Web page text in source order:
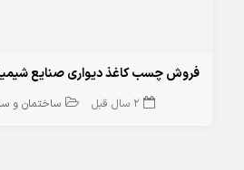
فروش چسب کاغذ دیواری صنایع
2 سال قبل ساختمان و